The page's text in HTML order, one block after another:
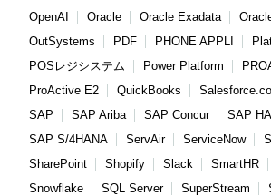
OpenAI
Oracle Oracle Exadata
OutSystems
PDF PHONE APPLI
POSレジシステム
Power Platform
ProActive E2
QuickBooks
SAP
SAP Ariba SAP Concur
SAP
SAP S/4HANA
ServAir ServiceNow
SharePoint
Shopify Slack SmartHR
Snowflake
SQL Server SuperStream